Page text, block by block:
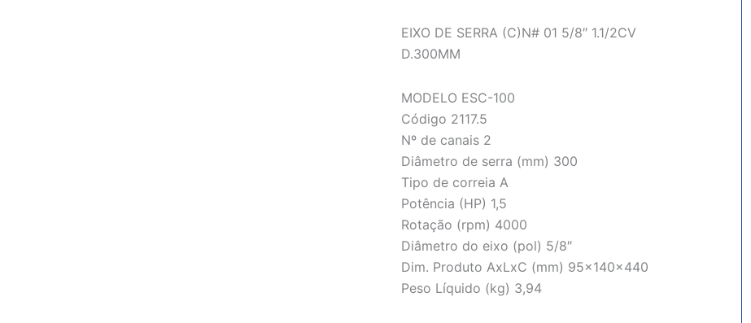
EIXO DE SERRA (C)N# 01 5/8″ 1.1/2CV
D.300MM
MODELO ESC-100
Código 2117.5
Nº de canais 2
Diâmetro de serra (mm) 300
Tipo de correia A
Potência (HP) 1,5
Rotação (rpm) 4000
Diâmetro do eixo (pol) 5/8″
Dim. Produto AxLxC (mm) 95x140x440
Peso Líquido (kg) 3,94